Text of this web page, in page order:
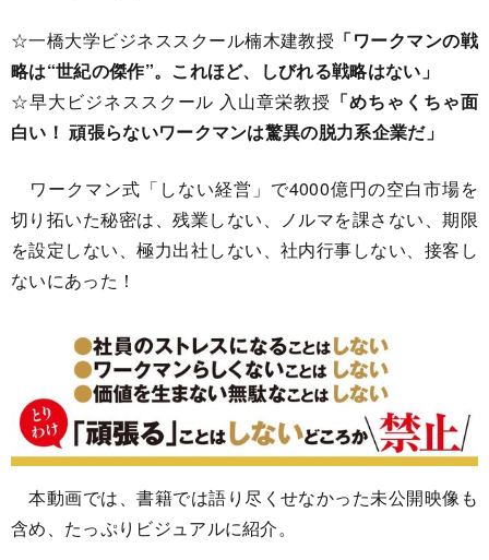
☆一橋大学ビジネススクール楠木建教授 「ワークマンの戦
略は“世紀の傑作”。これほど、しびれる戦略はない」
☆早大ビジネススクール 入山章栄教授 「めちゃくちゃ面
白い！ 頑張らないワークマンは驚異の脱力系企業だ」
ワークマン式「しない経営」で4000億円の空白市場を
切り拓いた秘密は、残業しない、ノルマを課さない、期限
を設定しない、極力出社しない、社内行事しない、接客し
ないにあった！
本動画では、書籍では語り尽くせなかった未公開映像も
含め、たっぷりビジュアルに紹介。